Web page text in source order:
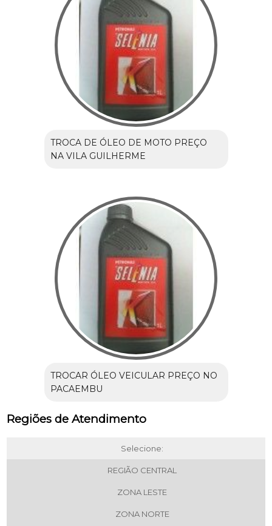
TROCA DE ÓLEO DE MOTO PREÇO
NA VILA GUILHERME
TROCAR ÓLEO VEICULAR PREÇO NO
PACAEMBU
Regiões de Atendimento
Selecione:
REGIÃO CENTRAL
ZONA LESTE
ZONA NORTE